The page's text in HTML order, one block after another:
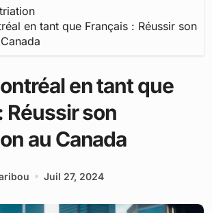
en tant que Français : Réussir son
en tant que
Réussir son
au Canada
Juil 27, 2024